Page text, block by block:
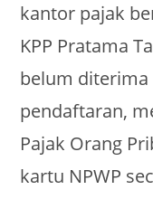
kantor pajak
KPP Pratama
belum diterima
pendaftaran,
Pajak Orang
kartu NPWP